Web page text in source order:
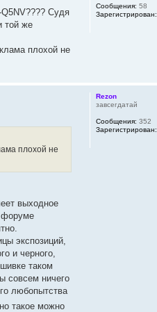
Судя
той же
плохой не
Сообщения: 58
Зарегистрирован:
плохой не
выходное
форуме
экспозиций,
и черного,
таком
совсем ничего
любопытства
но такое можно
Rezon
завсегдатай
Сообщения: 352
Зарегистрирован: